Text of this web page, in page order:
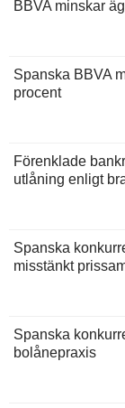
BBVA minskar
Spanska BBVA
procent
Förenklade
utlåning enligt
Spanska
misstänkt
Spanska
bolånepraxis